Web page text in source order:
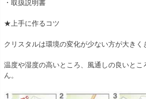
・取扱説明書
★上手に作るコツ
クリスタルは環境の変化が少ない方が大きく
温度や湿度の高いところ、風通しの良いとこ
ん。